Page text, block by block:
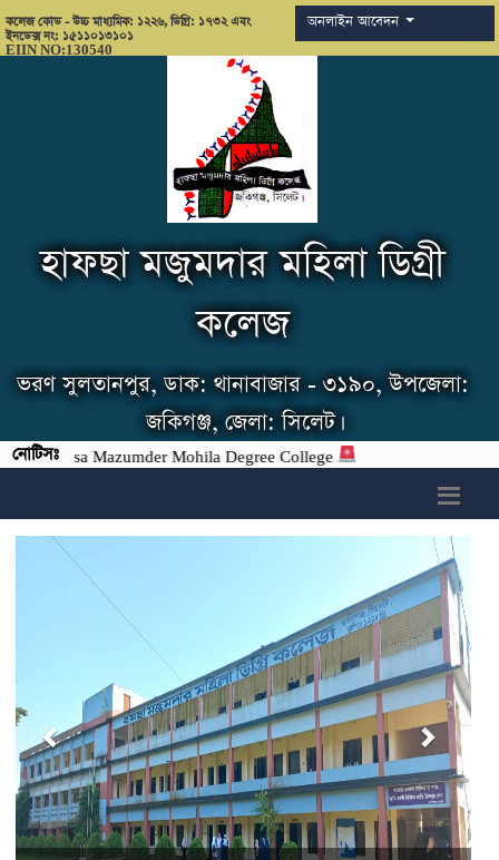
কলেজ কোড - উচ্চ মাধ্যমিক: ১২২৬, ডিগ্রি: ১৭৩২ এবং
ইনডেক্স নং: ১৫১১০১৩১০১
EIIN NO:130540
অনলাইন আবেদন
হাফছা মজুমদার মহিলা ডিগ্রী
কলেজ
ভরণ সুলতানপুর, ডাক: থানাবাজার - ৩১৯০, উপজেলা:
জকিগঞ্জ, জেলা: সিলেট।
নোটিসঃ
Mazumder Mohila Degree College